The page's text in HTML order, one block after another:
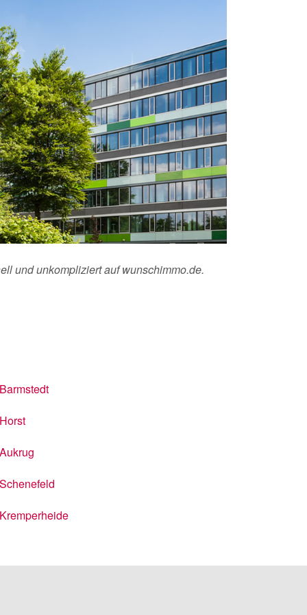
und unkompliziert auf wunschimmo.de.
Barmstedt
Horst
Aukrug
Schenefeld
Kremperheide